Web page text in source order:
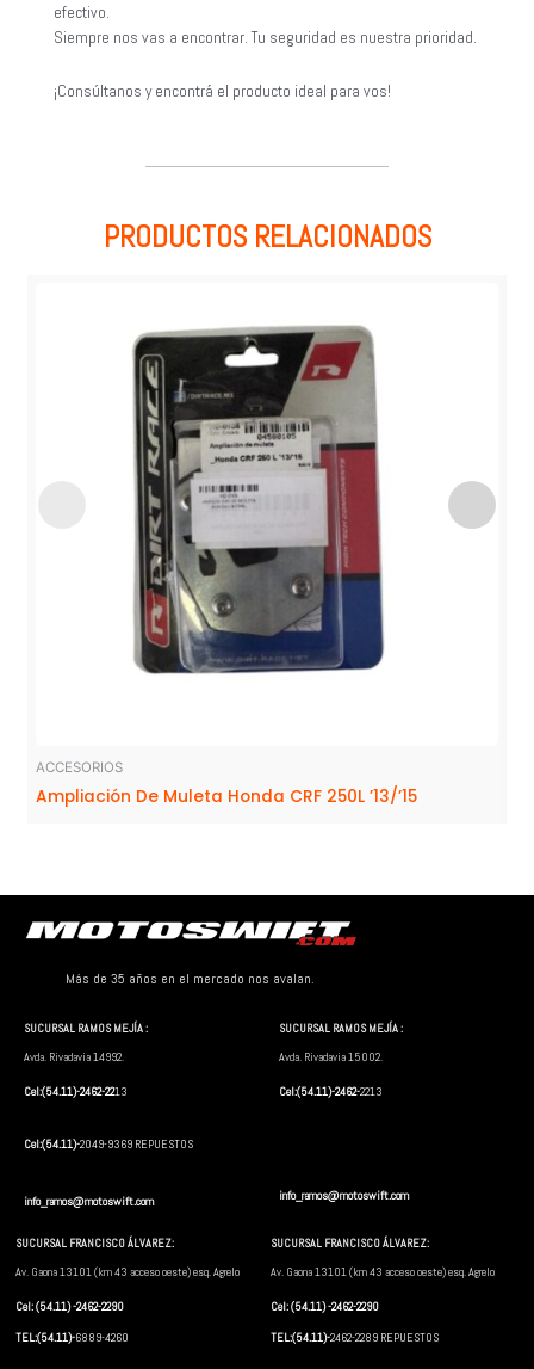
efectivo.
Siempre nos vas a encontrar. Tu seguridad es nuestra prioridad.
¡Consúltanos y encontrá el producto ideal para vos!
PRODUCTOS RELACIONADOS
ACCESORIOS
Ampliación De Muleta Honda CRF 250L ’13/’15
Más de 35 años en el mercado nos avalan.
SUCURSAL RAMOS MEJÍA :
Avda. Rivadavia 14992.
Cel:(54.11)-2462-2213
Cel:(54.11)-2049-9369 REPUESTOS
info_ramos@motoswift.com
SUCURSAL RAMOS MEJÍA :
Avda. Rivadavia 15002.
Cel:(54.11)-2462-2213
info_ramos@motoswift.com
SUCURSAL FRANCISCO ÁLVAREZ:
Av. Gaona 13101 (km 43 acceso oeste) esq. Agrelo
Cel: (54.11) -2462-2290
TEL:(54.11)-6889-4260
SUCURSAL FRANCISCO ÁLVAREZ:
Av. Gaona 13101 (km 43 acceso oeste) esq. Agrelo
Cel: (54.11) -2462-2290
TEL:(54.11)-2462-2289 REPUESTOS